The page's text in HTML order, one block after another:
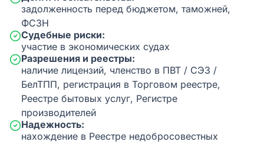
задолженность перед бюджетом, таможней,
ФСЗН
Судебные риски:
участие в экономических судах
Разрешения и реестры:
наличие лицензий, членство в ПВТ / СЭЗ /
БелТПП, регистрация в Торговом реестре,
Реестре бытовых услуг, Регистре
производителей
Надежность:
нахождение в Реестре недобросовестных